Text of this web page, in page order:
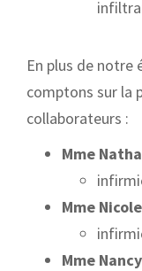
En plus de notre
comptons sur la
collaborateurs :
Mme
Mme
Mme